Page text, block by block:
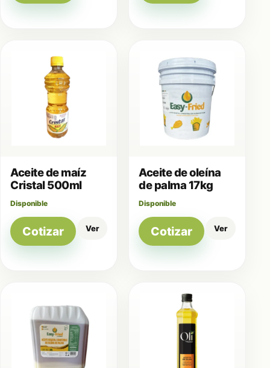
Aceite de maíz
Cristal 500ml
Disponible
Cotizar Ver
Aceite de oleína
de palma 17kg
Disponible
Cotizar Ver